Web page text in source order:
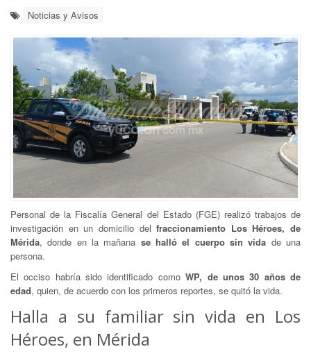
Noticias y Avisos
Personal de la Fiscalía General del Estado (FGE) realizó trabajos de
investigación en un domicilio delfraccionamiento Los Héroes, de
Mérida, donde en la mañana se halló el cuerpo sin vida de una
persona.
El occiso habría sido identificado comoWP, de unos 30 años de
edad, quien, de acuerdo con los primeros reportes, se quitó la vida.
Halla a su familiar sin vida en Los
Héroes, en Mérida